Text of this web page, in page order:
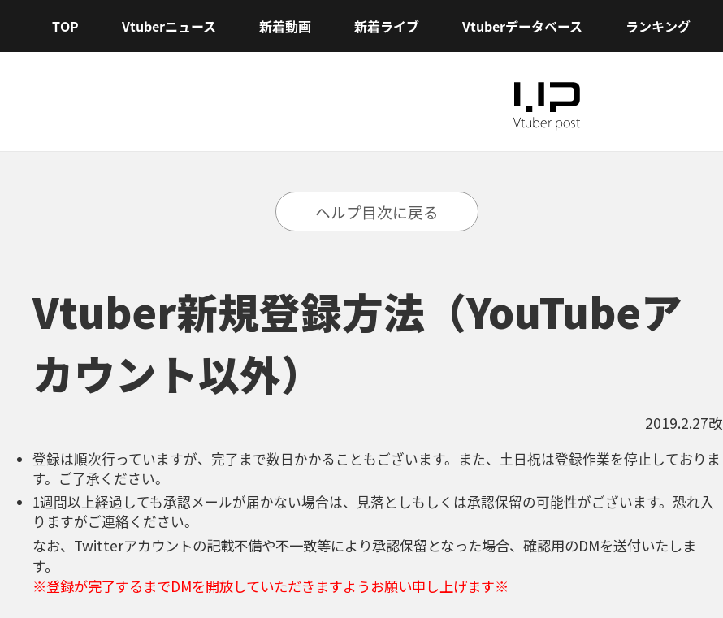
TOP Vtuberニュース 新着動画 新着ライブ Vtuberデータベース ランキング
ヘルプ目次に戻る
Vtuber新規登録方法（YouTubeア
カウント以外）
2019.2.27改
登録は順次行っていますが、完了まで数日かかることもございます。また、土日祝は登録作業を停止しておりま
す。ご了承ください。
1週間以上経過しても承認メールが届かない場合は、見落としもしくは承認保留の可能性がございます。恐れ入
りますがご連絡ください。
なお、Twitterアカウントの記載不備や不一致等により承認保留となった場合、確認用のDMを送付いたしま
す。
※登録が完了するまでDMを開放していただきますようお願い申し上げます※